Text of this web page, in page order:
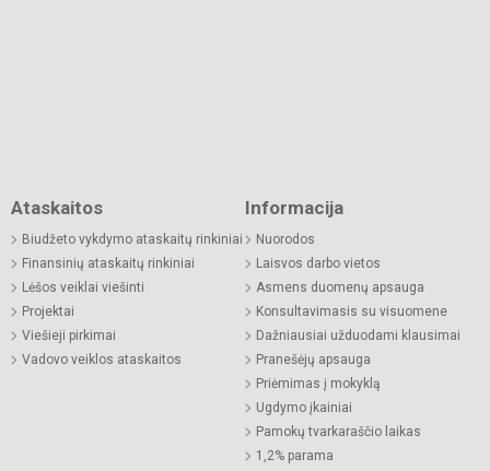
Ataskaitos
Biudžeto vykdymo ataskaitų rinkiniai
Finansinių ataskaitų rinkiniai
Lėšos veiklai viešinti
Projektai
Viešieji pirkimai
Vadovo veiklos ataskaitos
Informacija
Nuorodos
Laisvos darbo vietos
Asmens duomenų apsauga
Konsultavimasis su visuomene
Dažniausiai užduodami klausimai
Pranešėjų apsauga
Priėmimas į mokyklą
Ugdymo įkainiai
Pamokų tvarkaraščio laikas
1,2% parama